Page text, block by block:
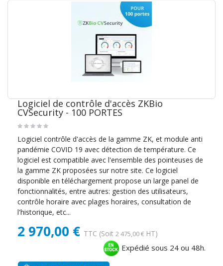
Logiciel de contrôle d'accès ZKBio
CVSecurity - 100 PORTES
Logiciel contrôle d'accès de la gamme ZK, et module anti
pandémie COVID 19 avec détection de température. Ce
logiciel est compatible avec l'ensemble des pointeuses de
la gamme ZK proposées sur notre site. Ce logiciel
disponible en téléchargement propose un large panel de
fonctionnalités, entre autres: gestion des utilisateurs,
contrôle horaire avec plages horaires, consultation de
l'historique, etc...
2 970,00 € TTC (Soit 2 475,00 € HT)
Expédié sous 24 ou 48h.